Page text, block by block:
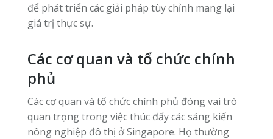
để phát triển các giải pháp tùy chỉnh mang lại
giá trị thực sự.
Các cơ quan và tổ chức chính
phủ
Các cơ quan và tổ chức chính phủ đóng vai trò
quan trọng trong việc thúc đẩy các sáng kiến
nông nghiệp đô thị ở Singapore. Họ thường